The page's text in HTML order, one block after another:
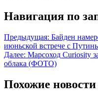
Навигация по
Предыдущая: Байден
июньской встрече с
Далее: Марсоход Curiosity
облака (ФОТО)
Похожие новости